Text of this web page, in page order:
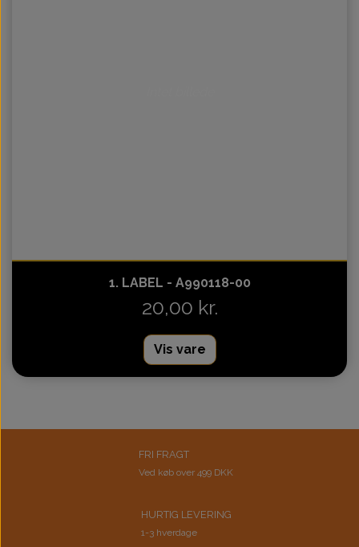
1. LABEL - A990118-00
20,00 kr.
Vis vare
FRI FRAGT
Ved køb over 499 DKK
HURTIG LEVERING
1-3 hverdage